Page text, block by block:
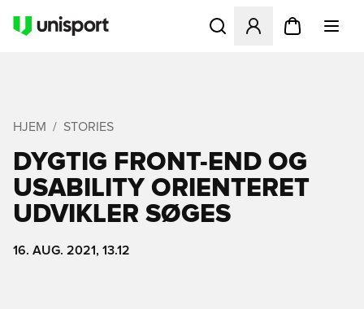
Åbner en Modal til at
HJEM STORIES
DYGTIG FRONT-END OG
USABILITY ORIENTERET
UDVIKLER SØGES
16. AUG. 2021, 13.12